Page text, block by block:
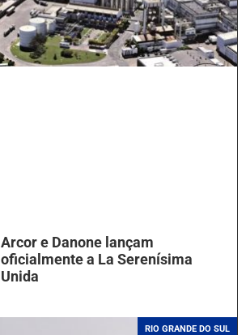
Arcor e Danone lançam
oficialmente a La Serenísima
Unida
RIO GRANDE DO SUL